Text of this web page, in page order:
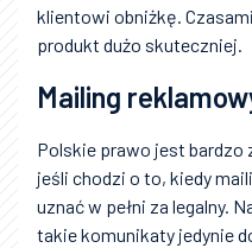
klientowi obniżkę.
produkt dużo skuteczniej.
Mailing
Polskie prawo jest bardzo
jeśli chodzi o to, kiedy
uznać w pełni za legalny.
takie komunikaty jedynie